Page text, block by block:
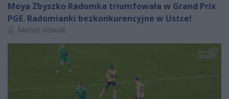
Moya Zbyszko Radomka triumfowała w Grand Prix
PGE. Radomianki bezkonkurencyjne w Ustce!
Autor artykułu:
Michał Nowak